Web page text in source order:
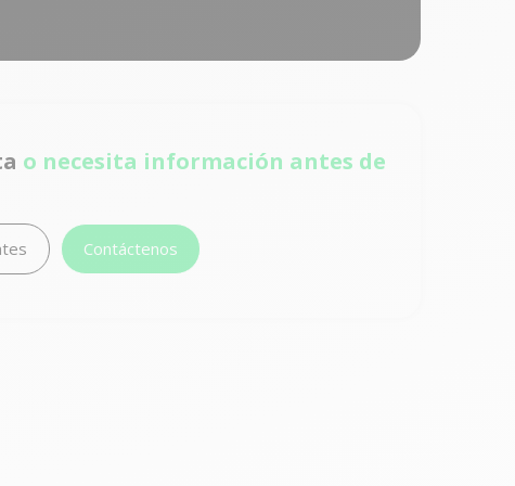
o necesita información antes de
Contáctenos